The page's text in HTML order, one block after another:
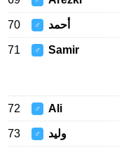
70 ♂ أحمد
71 ♂ Samir
72 ♂ Ali
73 ♂ وليد